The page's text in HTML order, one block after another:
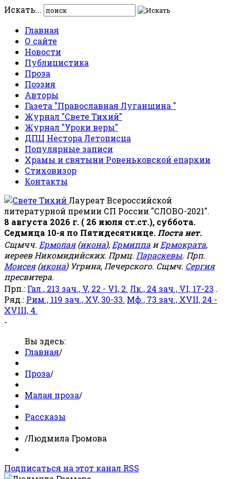
Искать...
Главная
О сайте
Новости
Публицистика
Проза
Поэзия
Авторы
Газета "Православная Луганщина "
Журнал "Свете Тихий"
Журнал "Уроки веры"
ДПЦ Нестора Летописца
Популярные записи
Храмы и святыни Ровеньковской епархии
Стиховизор
Контакты
Лауреат Всероссийской
литературной премии СП России "СЛОВО-2021".
8 августа 2026 г. ( 26 июля ст.ст.), суббота.
Седмица 10-я по Пятидесятнице. Поста нет.
Сщмчч. Ермолая(икона), Ермиппа иЕрмократа,
иереев Никомидийских. Прмц. Параскевы. Прп.
Моисея(икона) Угрина, Печерского. Сщмч. Сергия
пресвитера.
Прп.: Гал., 213 зач., V, 22 - VI, 2. Лк., 24 зач., VI, 17-23 .
Ряд.: Рим., 119 зач., XV, 30-33. Мф., 73 зач., XVII, 24 -
XVIII, 4.
-
Вы здесь:
Главная/
Проза/
Малая проза/
Рассказы
/Людмила Громова
Подписаться на этот канал RSS